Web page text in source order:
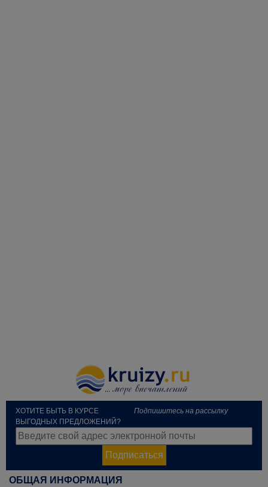
ХОТИТЕ БЫТЬ В КУРСЕ
ВЫГОДНЫХ ПРЕДЛОЖЕНИЙ?
Подпишитесь на рассылку
Подписаться
ОБЩАЯ ИНФОРМАЦИЯ